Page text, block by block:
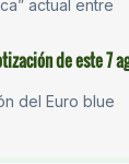
actual entre
de este 7
del Euro blue